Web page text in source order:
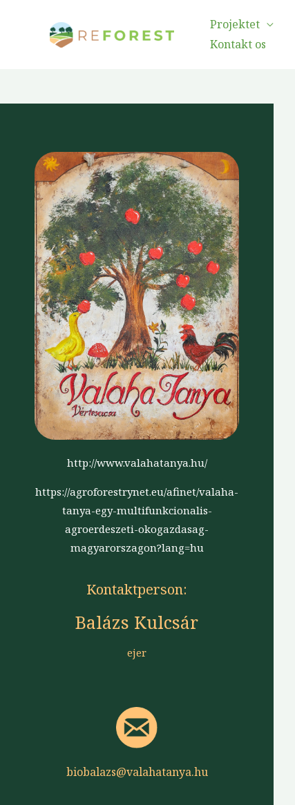
Projektet
Kontakt os
http://www.valahatanya.hu/
https://agroforestrynet.eu/afinet/valaha-
tanya-egy-multifunkcionalis-
agroerdeszeti-okogazdasag-
magyarorszagon?lang=hu
Kontaktperson:
Balázs Kulcsár
ejer
biobalazs@valahatanya.hu